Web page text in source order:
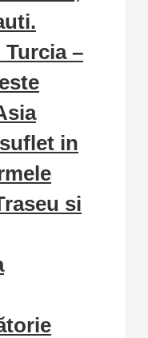
Turcia –
in
si